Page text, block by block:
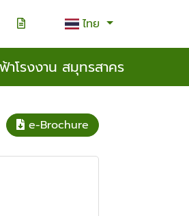
ไทย
โรงงาน สมุทรสาคร
e-Brochure